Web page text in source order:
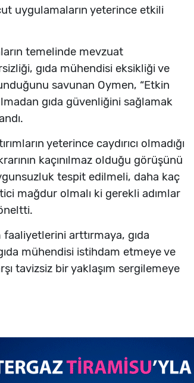
uygulamaların yeterince etkili
temelinde mevzuat
gıda mühendisi eksikliği ve
savunan Oymen, “Etkin
gıda güvenliğini sağlamak
yeterince caydırıcı olmadığı
kaçınılmaz olduğu görüşünü
tespit edilmeli, daha kaç
mağdur olmalı ki gerekli adımlar
arttırmaya, gıda
mühendisi istihdam etmeye ve
tavizsiz bir yaklaşım sergilemeye